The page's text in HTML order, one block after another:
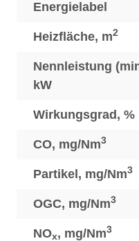
Energielabel
Heizfläche, m2
Nennleistung
kW
Wirkungsgrad, %
CO, mg/Nm3
Partikel, mg/Nm3
OGC, mg/Nm3
NOx, mg/Nm3